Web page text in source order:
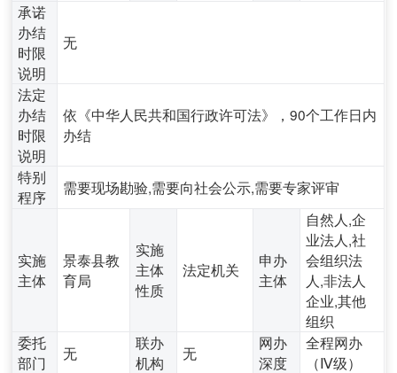
承诺
办结
时限
说明
无
法定
办结
时限
说明
依《中华人民共和国行政许可法》，90个工作日内
办结
特别
程序
需要现场勘验,需要向社会公示,需要专家评审
实施
主体
景泰县教
育局
实施
主体
性质
法定机关
申办
主体
自然人,企
业法人,社
会组织法
人,非法人
企业,其他
组织
委托
部门
无
联办
机构
无
网办
深度
全程网办
（Ⅳ级）